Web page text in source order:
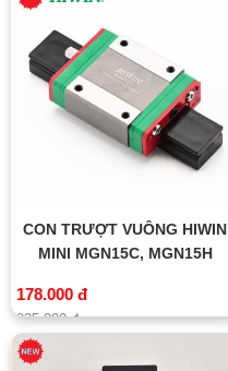
CON TRƯỢT VUÔNG HIWIN
MINI MGN15C, MGN15H
178.000 đ
235.000 đ